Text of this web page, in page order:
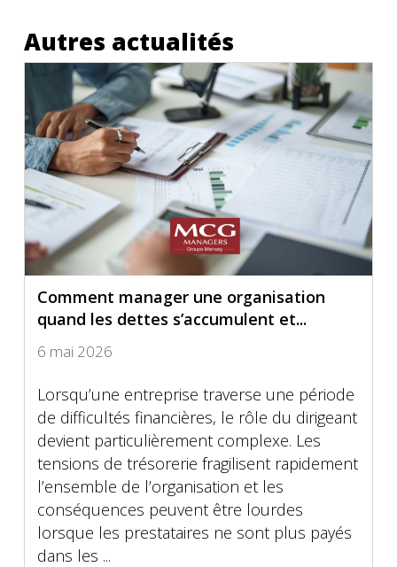
Autres actualités
Comment manager une organisation
quand les dettes s’accumulent et...
6 mai 2026
Lorsqu’une entreprise traverse une période
de difficultés financières, le rôle du dirigeant
devient particulièrement complexe. Les
tensions de trésorerie fragilisent rapidement
l’ensemble de l’organisation et les
conséquences peuvent être lourdes
lorsque les prestataires ne sont plus payés
dans les ...